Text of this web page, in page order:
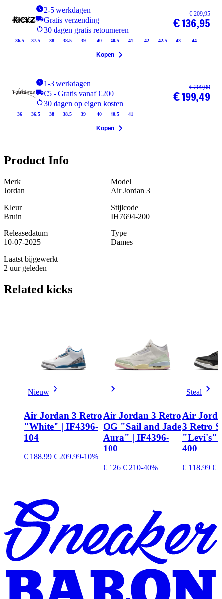
2-5 werkdagen
Gratis verzending
30 dagen gratis retourneren
36.5 37.5 38 38.5 39 40 40.5 41 42 42.5 43 44
€ 209,95
€ 136,95
Kopen
1-3 werkdagen
€5 - Gratis vanaf €200
30 dagen op eigen kosten
36 36.5 38 38.5 39 40 40.5 41
€ 209,99
€ 199,49
Kopen
Product Info
Merk
Jordan
Model
Air Jordan 3
Kleur
Bruin
Stijlcode
IH7694-200
Releasedatum
10-07-2025
Type
Dames
Laatst bijgewerkt
2 uur geleden
Related kicks
Nieuw
Air Jordan 3 Retro
"White" | IF4396-
104
€ 188.99 € 209.99-10%
Air Jordan 3 Retro
OG "Sail and Jade
Aura" | IF4396-
100
€ 126 € 210-40%
Steal
Air
3 Retro
"Levi's"
400
€ 118.99 €